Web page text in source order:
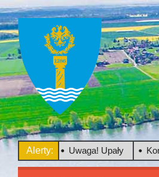
Alerty:Uwaga! Upały